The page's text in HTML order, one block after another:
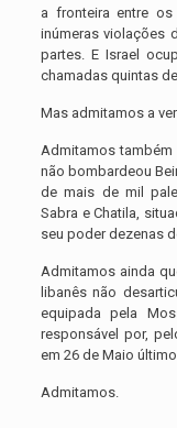
a fronteira entre
inúmeras violações
partes. E Israel
chamadas quintas
Mas admitamos a
Admitamos
não bombardeou
de mais de mil
Sabra e Chatila,
seu poder dezenas
Admitamos ainda
libanês não
equipada pela
responsável por,
em 26 de Maio
Admitamos.